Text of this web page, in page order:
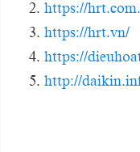
https://
https://hrt.vn/
https://
http://